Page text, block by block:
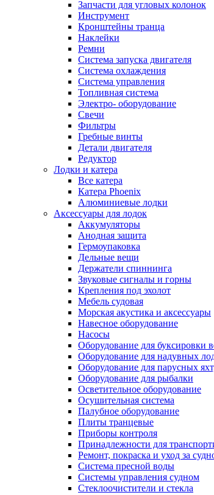
Запчасти для угловых колонок
Инструмент
Кронштейны транца
Наклейки
Ремни
Система запуска двигателя
Система охлаждения
Система управления
Топливная система
Электро- оборудование
Свечи
Фильтры
Гребные винты
Детали двигателя
Редуктор
Лодки и катера
Все катера
Катера Phoenix
Алюминиевые лодки
Аксессуары для лодок
Аккумуляторы
Анодная защита
Гермоупаковка
Дельные вещи
Держатели спиннинга
Звуковые сигналы и горны
Крепления под эхолот
Мебель судовая
Морская акустика и аксессуары
Навесное оборудование
Насосы
Оборудование для буксировки
Оборудование для надувных
Оборудование для парусных
Оборудование для рыбалки
Осветительное оборудование
Осушительная система
Палубное оборудование
Плиты транцевые
Приборы контроля
Принадлежности для
Ремонт, покраска и уход за
Система пресной воды
Системы управления судном
Стеклоочистители и стекла